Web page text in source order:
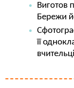
Виготов
Бережи
її